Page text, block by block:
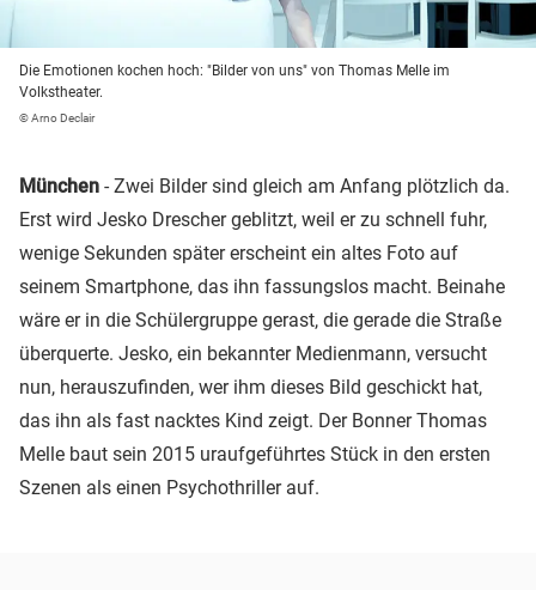
Die Emotionen kochen hoch: "Bilder von uns" von Thomas Melle im
Volkstheater.
© Arno Declair
München - Zwei Bilder sind gleich am Anfang plötzlich da.
Erst wird Jesko Drescher geblitzt, weil er zu schnell fuhr,
wenige Sekunden später erscheint ein altes Foto auf
seinem Smartphone, das ihn fassungslos macht. Beinahe
wäre er in die Schülergruppe gerast, die gerade die Straße
überquerte. Jesko, ein bekannter Medienmann, versucht
nun, herauszufinden, wer ihm dieses Bild geschickt hat,
das ihn als fast nacktes Kind zeigt. Der Bonner Thomas
Melle baut sein 2015 uraufgeführtes Stück in den ersten
Szenen als einen Psychothriller auf.